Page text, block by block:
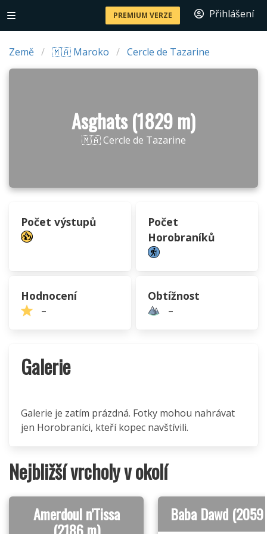
PREMIUM VERZE Přihlášení
Země 🇲🇦 Maroko Cercle de Tazarine
Asghats (1829 m)
🇲🇦 Cercle de Tazarine
Počet výstupů
Počet
Horobraníků
Hodnocení
–
Obtížnost
–
Galerie
Galerie je zatím prázdná. Fotky mohou nahrávat
jen Horobraníci, kteří kopec navštívili.
Nejbližší vrcholy v okolí
Amerdoul n’Tissa Baba Dawd